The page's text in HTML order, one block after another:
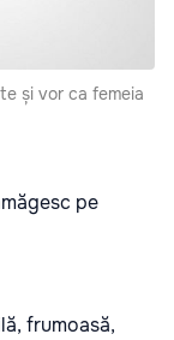
și vor ca femeia
pe
frumoasă,